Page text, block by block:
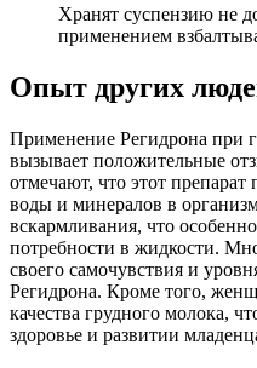
Хранят суспензию не
применением
Опыт других
Применение Регидрона при
вызывает положительные
отмечают, что этот
воды и минералов в
вскармливания, что
потребности в жидкости.
своего самочувствия и
Регидрона. Кроме того,
качества грудного молока,
здоровье и развитии